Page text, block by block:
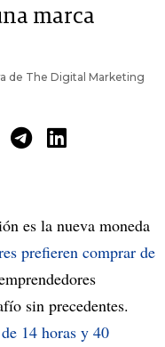
marca
de The Digital Marketing
es la nueva moneda
prefieren comprar de
sin precedentes.
14 horas y 40